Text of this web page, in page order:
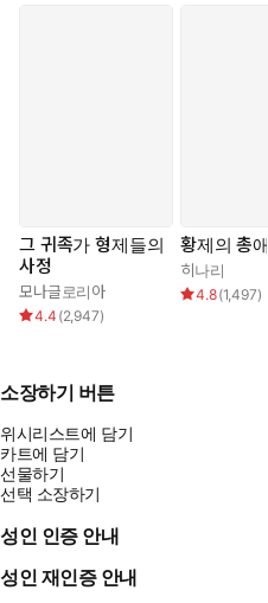
그 귀족가 형제들의
사정
모나글로리아
4.4 (2,947)
황제의 총애
히나리
4.8(1,497)
소장하기 버튼
위시리스트에 담기
카트에 담기
선물하기
선택 소장하기
성인 인증 안내
성인 재인증 안내